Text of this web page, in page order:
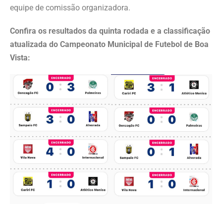
equipe de comissão organizadora.
Confira os resultados da quinta rodada e a classificação
atualizada do Campeonato Municipal de Futebol de Boa
Vista: